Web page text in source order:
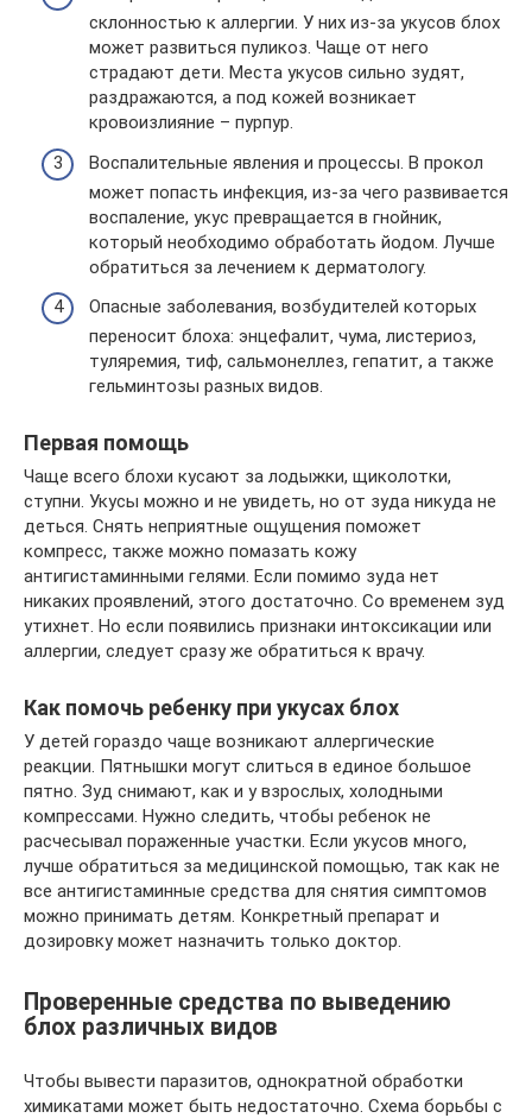
склонностью к аллергии. У них из-за укусов блох
может развиться пуликоз. Чаще от него
страдают дети. Места укусов сильно зудят,
раздражаются, а под кожей возникает
кровоизлияние – пурпур.
Воспалительные явления и процессы. В прокол
может попасть инфекция, из-за чего развивается
воспаление, укус превращается в гнойник,
который необходимо обработать йодом. Лучше
обратиться за лечением к дерматологу.
Опасные заболевания, возбудителей которых
переносит блоха: энцефалит, чума, листериоз,
туляремия, тиф, сальмонеллез, гепатит, а также
гельминтозы разных видов.
Первая помощь
Чаще всего блохи кусают за лодыжки, щиколотки,
ступни. Укусы можно и не увидеть, но от зуда никуда не
деться. Снять неприятные ощущения поможет
компресс, также можно помазать кожу
антигистаминными гелями. Если помимо зуда нет
никаких проявлений, этого достаточно. Со временем зуд
утихнет. Но если появились признаки интоксикации или
аллергии, следует сразу же обратиться к врачу.
Как помочь ребенку при укусах блох
У детей гораздо чаще возникают аллергические
реакции. Пятнышки могут слиться в единое большое
пятно. Зуд снимают, как и у взрослых, холодными
компрессами. Нужно следить, чтобы ребенок не
расчесывал пораженные участки. Если укусов много,
лучше обратиться за медицинской помощью, так как не
все антигистаминные средства для снятия симптомов
можно принимать детям. Конкретный препарат и
дозировку может назначить только доктор.
Проверенные средства по выведению
блох различных видов
Чтобы вывести паразитов, однократной обработки
химикатами может быть недостаточно. Схема борьбы с